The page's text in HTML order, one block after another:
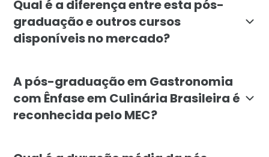
Qual é a diferença entre esta pós-
graduação e outros cursos
disponíveis no mercado?
A pós-graduação em Gastronomia
com Ênfase em Culinária Brasileira é
reconhecida pelo MEC?